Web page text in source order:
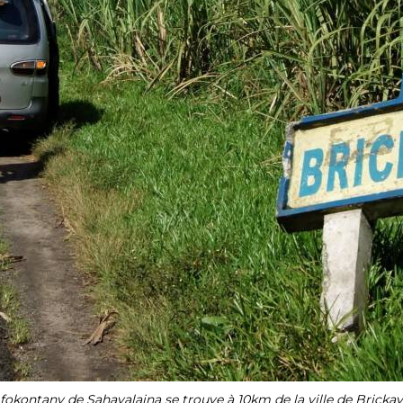
de Sahavalaina se trouve à 10km de la ville de